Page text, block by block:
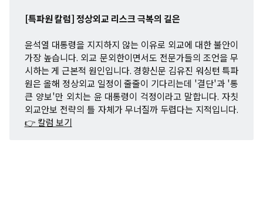
[특파원 칼럼] 정상외교 리스크 극복의 길은
윤석열 대통령을 지지하지 않는 이유로 외교에 대한 불안이
가장 높습니다. 외교 문외한이면서도 전문가들의 조언을 무
시하는 게 근본적 원인입니다. 경향신문 김유진 워싱턴 특파
원은 올해 정상외교 일정이 줄줄이 기다리는데 '결단'과 '통
큰 양보'만 외치는 윤 대통령이 걱정이라고 말합니다. 자칫
외교안보 전략의 틀 자체가 무너질까 두렵다는 지적입니다.
👉 칼럼 보기